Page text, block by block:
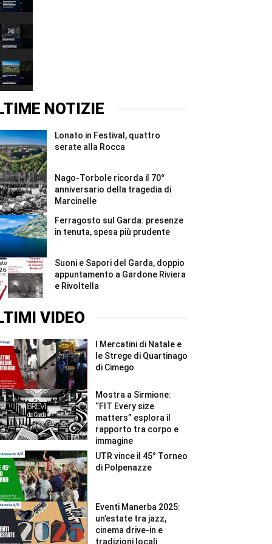
di
Marcinelle
serate
alla
#Shorts
NOTIZIE
Lonato in Festival, quattro
serate alla Rocca
Nago-Torbole ricorda il 70°
anniversario della tragedia di
Marcinelle
Ferragosto sul Garda: presenze
in tenuta, spesa più prudente
Suoni e Sapori del Garda, doppio
appuntamento a Gardone Riviera
e Rivoltella
VIDEO
I Mercatini di Natale e
le Strege di Quartinago
di Cimego
Mostra a Sirmione:
“FIT Every size
matters” esplora il
rapporto tra corpo e
immagine
UTR vince il 45° Torneo
di Polpenazze
Eventi Manerba 2025:
un’estate tra jazz,
cinema drive-in e
tradizioni locali